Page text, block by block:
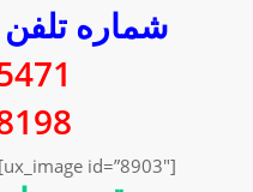
شماره
[ux_image id=”8903″]